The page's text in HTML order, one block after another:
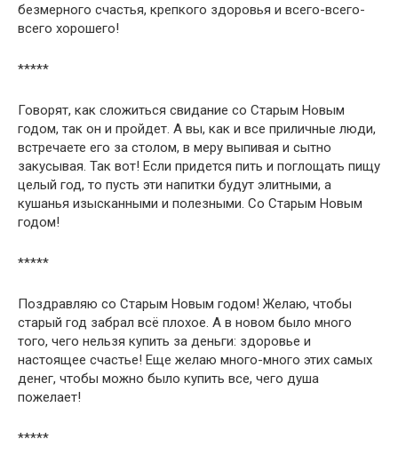
безмерного счастья, крепкого здоровья и всего-всего-
всего хорошего!
*****
Говорят, как сложиться свидание со Старым Новым
годом, так он и пройдет. А вы, как и все приличные люди,
встречаете его за столом, в меру выпивая и сытно
закусывая. Так вот! Если придется пить и поглощать пищу
целый год, то пусть эти напитки будут элитными, а
кушанья изысканными и полезными. Со Старым Новым
годом!
*****
Поздравляю со Старым Новым годом! Желаю, чтобы
старый год забрал всё плохое. А в новом было много
того, чего нельзя купить за деньги: здоровье и
настоящее счастье! Еще желаю много-много этих самых
денег, чтобы можно было купить все, чего душа
пожелает!
*****